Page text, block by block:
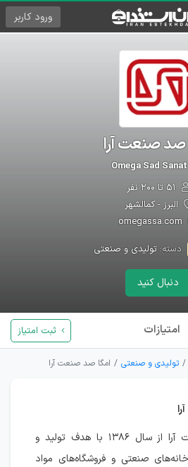
ورود کاربر
صد صنعت آرا
Omega Sad
البرز - کمالشهر
دسته:تولیدی و صنعتی
دنبال کنید
امتیازات ثبت امتیاز
تولیدی و صنعتی امگا صد صنعت آرا
شرکت امگا صد صنعت آرا از سال ۱۳۸۶ با هدف تولید و
صنعتی و فروشگاه‌های مواد